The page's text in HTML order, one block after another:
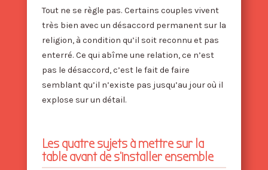
Tout ne se règle pas. Certains couples vivent
très bien avec un désaccord permanent sur la
religion, à condition qu’il soit reconnu et pas
enterré. Ce qui abîme une relation, ce n’est
pas le désaccord, c’est le fait de faire
semblant qu’il n’existe pas jusqu’au jour où il
explose sur un détail.
Les quatre sujets à mettre sur la
table avant de s’installer ensemble